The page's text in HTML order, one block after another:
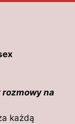
na
każdą